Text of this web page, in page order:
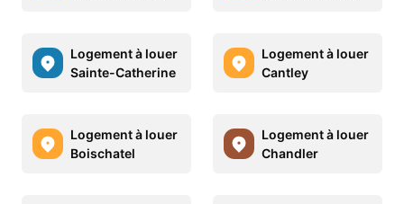
Logement à louer
Sainte-Catherine
Logement à louer
Cantley
Logement à louer
Boischatel
Logement à louer
Chandler